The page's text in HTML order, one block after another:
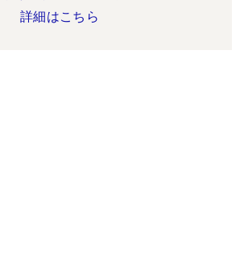
詳細はこちら